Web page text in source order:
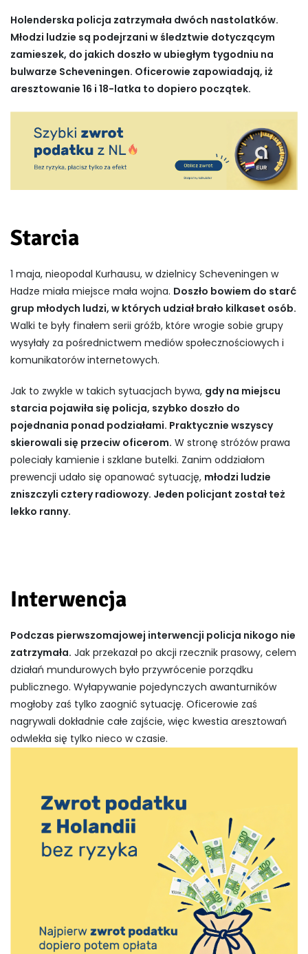
Holenderska policja zatrzymała dwóch nastolatków.
Młodzi ludzie są podejrzani w śledztwie dotyczącym
zamieszek, do jakich doszło w ubiegłym tygodniu na
bulwarze Scheveningen. Oficerowie zapowiadają, iż
aresztowanie 16 i 18-latka to dopiero początek.
Starcia
1 maja, nieopodal Kurhausu, w dzielnicy Scheveningen w
Hadze miała miejsce mała wojna. Doszło bowiem do starć
grup młodych ludzi, w których udział brało kilkaset osób.
Walki te były finałem serii gróźb, które wrogie sobie grupy
wysyłały za pośrednictwem mediów społecznościowych i
komunikatorów internetowych.
Jak to zwykle w takich sytuacjach bywa, gdy na miejscu
starcia pojawiła się policja, szybko doszło do
pojednania ponad podziałami. Praktycznie wszyscy
skierowali się przeciw oficerom. W stronę stróżów prawa
poleciały kamienie i szklane butelki. Zanim oddziałom
prewencji udało się opanować sytuację, młodzi ludzie
zniszczyli cztery radiowozy. Jeden policjant został też
lekko ranny.
Interwencja
Podczas pierwszomajowej interwencji policja nikogo nie
zatrzymała. Jak przekazał po akcji rzecznik prasowy, celem
działań mundurowych było przywrócenie porządku
publicznego. Wyłapywanie pojedynczych awanturników
mogłoby zaś tylko zaognić sytuację. Oficerowie zaś
nagrywali dokładnie całe zajście, więc kwestia aresztowań
odwlekła się tylko nieco w czasie.